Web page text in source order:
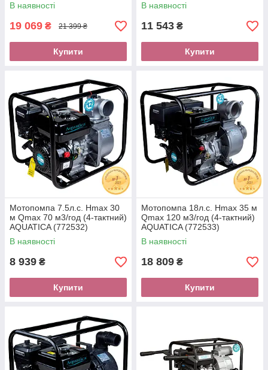
В наявності
19 069 ₴ 21 399 ₴
Купити
В наявності
11 543 ₴
Купити
Мотопомпа 7.5л.с. Hmax 30
м Qmax 70 м3/год (4-тактний)
AQUATICA (772532)
В наявності
8 939 ₴
Купити
Мотопомпа 18л.с. Hmax 35 м
Qmax 120 м3/год (4-тактний)
AQUATICA (772533)
В наявності
18 809 ₴
Купити